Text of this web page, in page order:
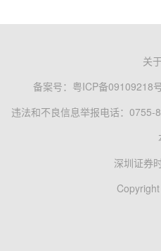
关
备案号： 粤ICP备09109218
违法和不良信息举报电话：0755-
深圳证券